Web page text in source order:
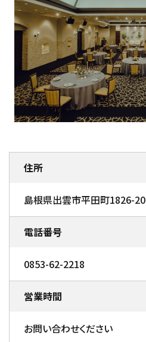
住所
島根県出雲市平田町1826-20
電話番号
0853-62-2218
営業時間
お問い合わせください